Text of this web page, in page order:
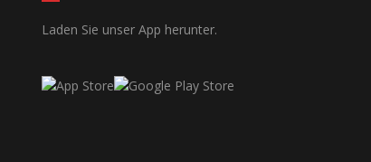
Laden Sie unser App herunter.